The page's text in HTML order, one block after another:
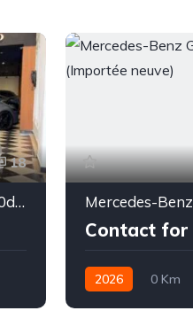
18
Mercedes-Benz CLASSE V 250d 2020
Contact for
2026 0 Km